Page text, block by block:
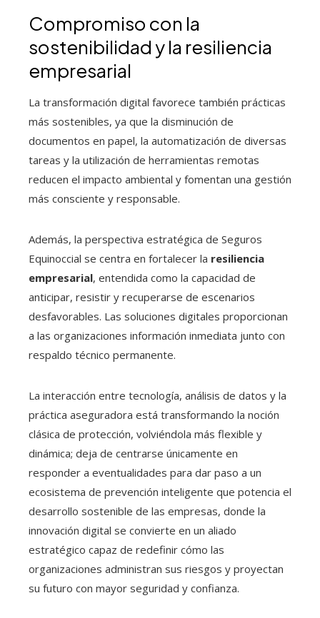
Compromiso con la
sostenibilidad y la resiliencia
empresarial
La transformación digital favorece también prácticas
más sostenibles, ya que la disminución de
documentos en papel, la automatización de diversas
tareas y la utilización de herramientas remotas
reducen el impacto ambiental y fomentan una gestión
más consciente y responsable.
Además, la perspectiva estratégica de Seguros
Equinoccial se centra en fortalecer la resiliencia
empresarial, entendida como la capacidad de
anticipar, resistir y recuperarse de escenarios
desfavorables. Las soluciones digitales proporcionan
a las organizaciones información inmediata junto con
respaldo técnico permanente.
La interacción entre tecnología, análisis de datos y la
práctica aseguradora está transformando la noción
clásica de protección, volviéndola más flexible y
dinámica; deja de centrarse únicamente en
responder a eventualidades para dar paso a un
ecosistema de prevención inteligente que potencia el
desarrollo sostenible de las empresas, donde la
innovación digital se convierte en un aliado
estratégico capaz de redefinir cómo las
organizaciones administran sus riesgos y proyectan
su futuro con mayor seguridad y confianza.